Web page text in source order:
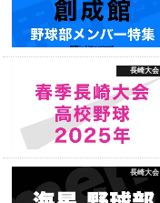
長崎大会
長崎大会